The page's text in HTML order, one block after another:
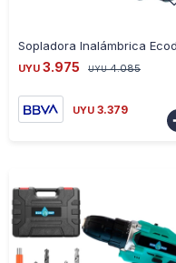
UYU 3.975 UYU 4.085
UYU 3.379